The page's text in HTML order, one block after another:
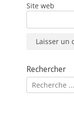
Site web
Rechercher
Rechercher :